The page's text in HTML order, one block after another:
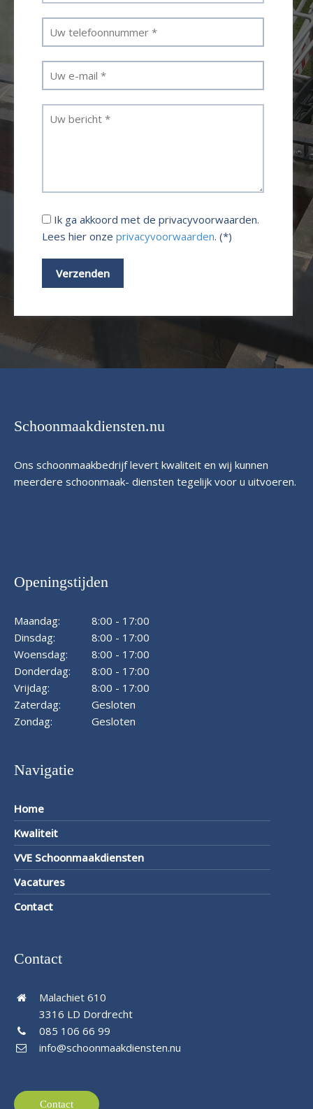
Ik ga akkoord met de privacyvoorwaarden.
Lees hier onze privacyvoorwaarden. (*)
Schoonmaakdiensten.nu
Ons schoonmaakbedrijf levert kwaliteit en wij kunnen
meerdere schoonmaak- diensten tegelijk voor u uitvoeren.
Openingstijden
Maandag:
8:00 - 17:00
Dinsdag:
8:00 - 17:00
Woensdag:
8:00 - 17:00
Donderdag:
8:00 - 17:00
Vrijdag:
8:00 - 17:00
Zaterdag:
Gesloten
Zondag:
Gesloten
Navigatie
Home
Kwaliteit
VVE Schoonmaakdiensten
Vacatures
Contact
Contact
Malachiet 610
3316 LD Dordrecht
085 106 66 99
info@schoonmaakdiensten.nu
Contact